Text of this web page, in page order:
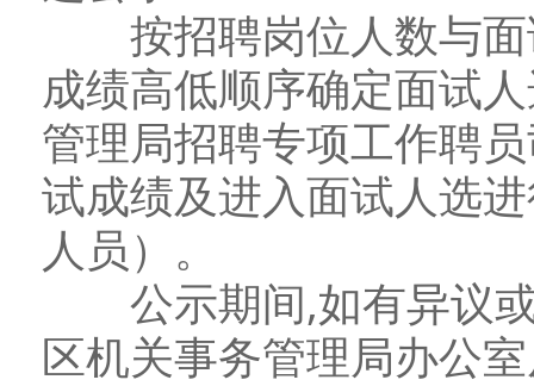
按招聘岗位人数与面
成绩高低顺序确定面试
管理局招聘专项工作聘
试成绩及进入面试人选
人员）。
公示期间,如有异议或
区机关事务管理局办公